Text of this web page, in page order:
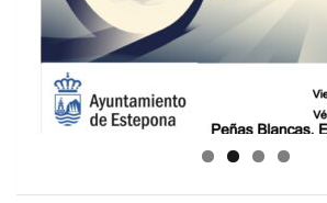
GUIA DE INSTALACIONES DEPORTIVAS